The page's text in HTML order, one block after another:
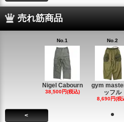
売れ筋商品
No.1
Nigel Cabourn
38,500円(税込)
No.2
gym
ッフル
8,690円(税
<